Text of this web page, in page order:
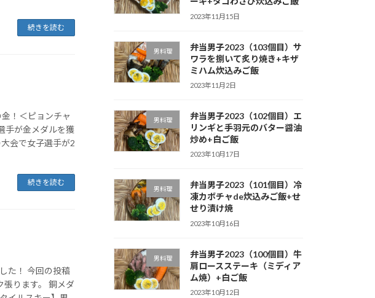
続きを読む
！＜ピョンチャ
手が金メダルを獲
会で女子選手が2
続きを読む
た！ 今回の投稿
張ります。 銅メダ
2023年11月15日
男料理
弁当男子2023（103個目）サ
ワラを捌いて炙り焼き+キザ
ミハム炊込みご飯
2023年11月2日
男料理
弁当男子2023（102個目）エ
リンギと手羽元のバター醤油
炒め+白ご飯
2023年10月17日
男料理
弁当男子2023（101個目）冷
凍カボチャde炊込みご飯+せ
せり漬け焼
2023年10月16日
男料理
弁当男子2023（100個目）牛
肩ロースステーキ（ミディア
ム焼）+白ご飯
2023年10月12日